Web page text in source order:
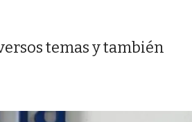
temas y también